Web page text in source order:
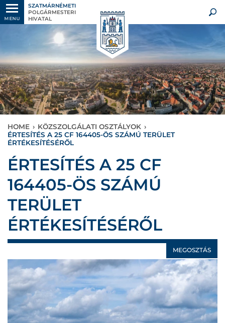
MENU
SZATMÁRNÉMETI
POLGÁRMESTERI
HIVATAL
HOME › KÖZSZOLGÁLATI OSZTÁLYOK ›
ÉRTESÍTÉS A 25 CF 164405-ÖS SZÁMÚ TERÜLET
ÉRTÉKESÍTÉSÉRŐL
ÉRTESÍTÉS A 25 CF
164405-ÖS SZÁMÚ
TERÜLET
ÉRTÉKESÍTÉSÉRŐL
MEGOSZTÁS